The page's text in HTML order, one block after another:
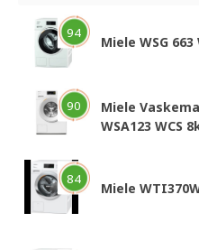
94
Miele WSG 663
90
Miele
WSA123 WCS
#3
84
Miele